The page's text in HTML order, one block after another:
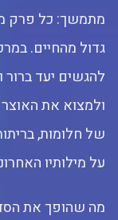
מתמשך: כל פרק
גדול מהחיים.
להגשים יעד
ולמצוא את
של חלומות,
על מילותיו
מה שהופך את